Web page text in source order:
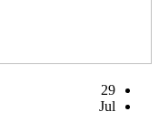
29
Jul